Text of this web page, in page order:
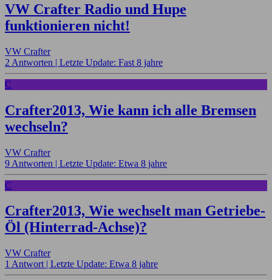
VW Crafter Radio und Hupe
funktionieren nicht!
VW Crafter
2 Antworten | Letzte Update: Fast 8 jahre
C
Crafter2013, Wie kann ich alle Bremsen
wechseln?
VW Crafter
9 Antworten | Letzte Update: Etwa 8 jahre
C
Crafter2013, Wie wechselt man Getriebe-
Öl (Hinterrad-Achse)?
VW Crafter
1 Antwort | Letzte Update: Etwa 8 jahre